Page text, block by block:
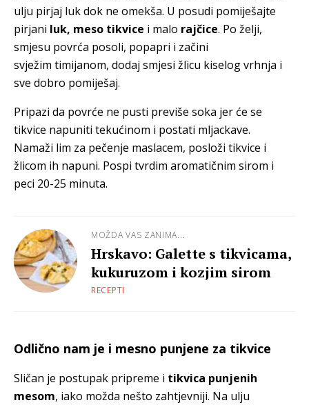
ulju pirjaj luk dok ne omekša. U posudi pomiješajte
pirjani luk, meso tikvice i malo rajčice. Po želji,
smjesu povrća posoli, popapri i začini
svježim timijanom, dodaj smjesi žlicu kiselog vrhnja i
sve dobro pomiješaj.
Pripazi da povrće ne pusti previše soka jer će se
tikvice napuniti tekućinom i postati mljackave.
Namaži lim za pečenje maslacem, posloži tikvice i
žlicom ih napuni. Pospi tvrdim aromatičnim sirom i
peci 20-25 minuta.
MOŽDA VAS ZANIMA...
Hrskavo: Galette s tikvicama,
kukuruzom i kozjim sirom
RECEPTI
Odlično nam je i mesno punjene za tikvice
Sličan je postupak pripreme i tikvica punjenih
mesom, iako možda nešto zahtjevniji. Na ulju